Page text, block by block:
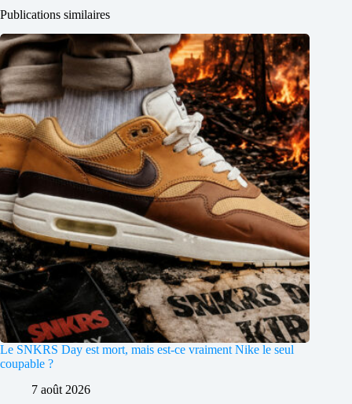
Publications similaires
Le SNKRS Day est mort, mais est-ce vraiment Nike le seul
coupable ?
7 août 2026